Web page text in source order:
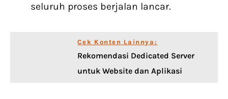
seluruh proses berjalan lancar.
Cek Konten Lainnya:
Rekomendasi Dedicated Server
untuk Website dan Aplikasi